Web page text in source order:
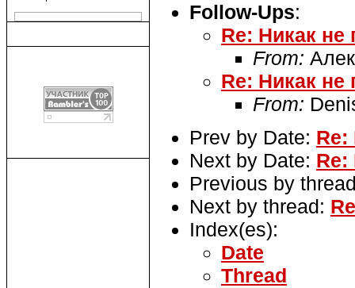
Follow-Ups:
Re: Никак
From:
Re: Никак
From:
Prev by Date: Re:
Next by Date: Re:
Previous by
Next by thread:
Index(es):
Date
Thread